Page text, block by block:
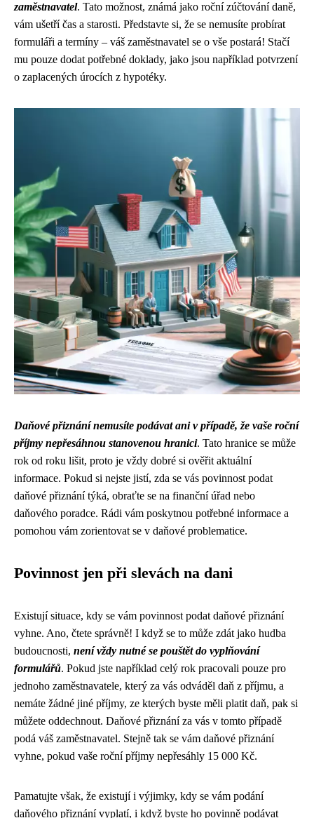
zaměstnavatel. Tato možnost, známá jako roční zúčtování daně,
vám ušetří čas a starosti. Představte si, že se nemusíte probírat
formuláři a termíny – váš zaměstnavatel se o vše postará! Stačí
mu pouze dodat potřebné doklady, jako jsou například potvrzení
o zaplacených úrocích z hypotéky.
Daňové přiznání nemusíte podávat ani v případě, že vaše roční
příjmy nepřesáhnou stanovenou hranici. Tato hranice se může
rok od roku lišit, proto je vždy dobré si ověřit aktuální
informace. Pokud si nejste jistí, zda se vás povinnost podat
daňové přiznání týká, obraťte se na finanční úřad nebo
daňového poradce. Rádi vám poskytnou potřebné informace a
pomohou vám zorientovat se v daňové problematice.
Povinnost jen při slevách na dani
Existují situace, kdy se vám povinnost podat daňové přiznání
vyhne. Ano, čtete správně! I když se to může zdát jako hudba
budoucnosti, není vždy nutné se pouštět do vyplňování
formulářů. Pokud jste například celý rok pracovali pouze pro
jednoho zaměstnavatele, který za vás odváděl daň z příjmu, a
nemáte žádné jiné příjmy, ze kterých byste měli platit daň, pak si
můžete oddechnout. Daňové přiznání za vás v tomto případě
podá váš zaměstnavatel. Stejně tak se vám daňové přiznání
vyhne, pokud vaše roční příjmy nepřesáhly 15 000 Kč.
Pamatujte však, že existují i výjimky, kdy se vám podání
daňového přiznání vyplatí, i když byste ho povinně podávat